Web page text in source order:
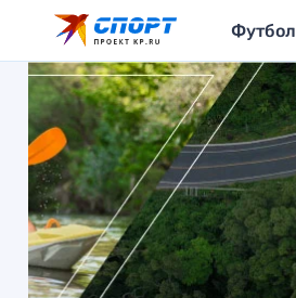
Футбол